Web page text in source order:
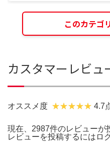
このカテゴ
カスタマーレビュ
オススメ度 4.7
現在、2987件のレビューが
レビューを投稿するには ロ